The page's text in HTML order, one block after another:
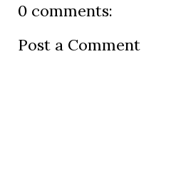
0 comments:
Post a Comment